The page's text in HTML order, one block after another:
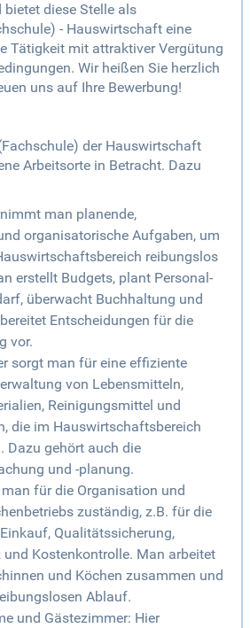
diese Stelle als
- Hauswirtschaft eine
Tätigkeit mit attraktiver Vergütung
Wir heißen Sie herzlich
uns auf Ihre Bewerbung!
der Hauswirtschaft
Arbeitsorte in Betracht. Dazu
man planende,
organisatorische Aufgaben, um
reibungslos
erstellt Budgets, plant Personal-
überwacht Buchhaltung und
Entscheidungen für die
vor.
sorgt man für eine effiziente
von Lebensmitteln,
Reinigungsmittel und
die im Hauswirtschaftsbereich
Dazu gehört auch die
und -planung.
für die Organisation und
zuständig, z.B. für die
Qualitätssicherung,
und Kostenkontrolle. Man arbeitet
und Köchen zusammen und
Ablauf.
und Gästezimmer: Hier